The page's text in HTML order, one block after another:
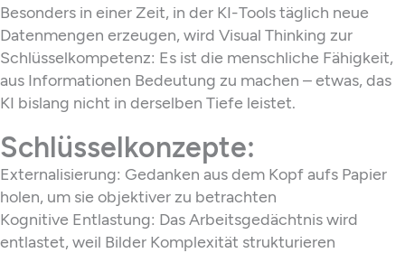
Besonders in einer Zeit, in der KI-Tools täglich neue
Datenmengen erzeugen, wird Visual Thinking zur
Schlüsselkompetenz: Es ist die menschliche Fähigkeit,
aus Informationen Bedeutung zu machen – etwas, das
KI bislang nicht in derselben Tiefe leistet.
Schlüsselkonzepte:
Externalisierung: Gedanken aus dem Kopf aufs Papier
holen, um sie objektiver zu betrachten
Kognitive Entlastung: Das Arbeitsgedächtnis wird
entlastet, weil Bilder Komplexität strukturieren